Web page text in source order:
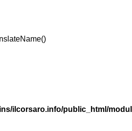
ilcorsaro.info/public_html/